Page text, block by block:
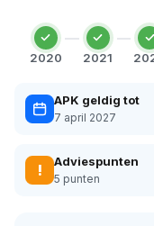
2020 2021
APK geldig tot
7 april 2027
! Adviespunten
5 punten